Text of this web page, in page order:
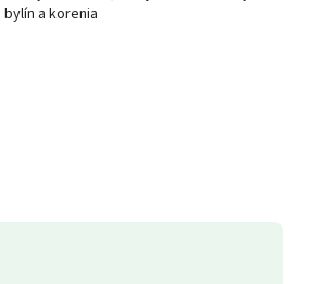
a korenia